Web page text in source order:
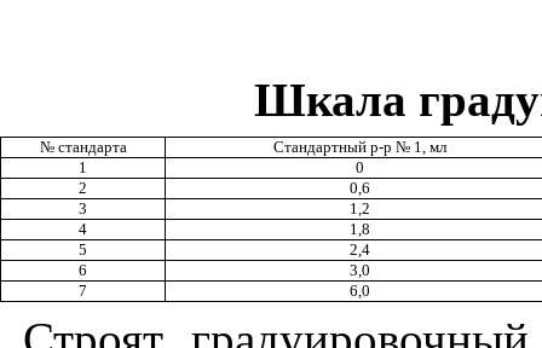
Шкала
№ стандарта
Стандартный р-р № 1, мл
1
0
2
0,6
3
1,2
4
1,8
5
2,4
6
3,0
7
6,0